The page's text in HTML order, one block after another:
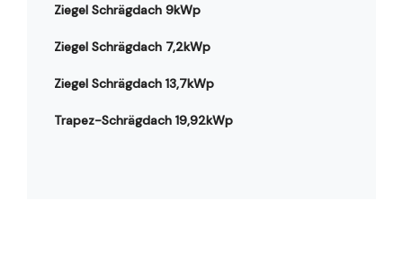
Ziegel Schrägdach 9kWp
Ziegel Schrägdach 7,2kWp
Ziegel Schrägdach 13,7kWp
Trapez-Schrägdach 19,92kWp